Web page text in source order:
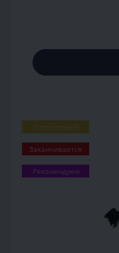
Популярный
Заканчивается
Рекомендуем